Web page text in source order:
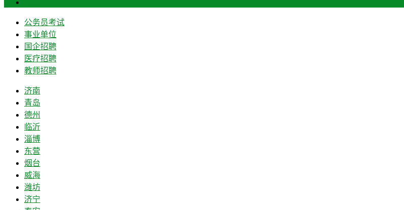
公务员考试
事业单位
国企招聘
医疗招聘
教师招聘
济南
青岛
德州
临沂
淄博
东营
烟台
威海
潍坊
济宁